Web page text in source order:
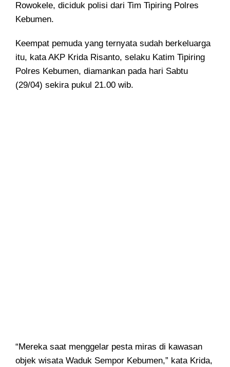
Rowokele, diciduk polisi dari Tim Tipiring Polres
Kebumen.
Keempat pemuda yang ternyata sudah berkeluarga
itu, kata AKP Krida Risanto, selaku Katim Tipiring
Polres Kebumen, diamankan pada hari Sabtu
(29/04) sekira pukul 21.00 wib.
“Mereka saat menggelar pesta miras di kawasan
objek wisata Waduk Sempor Kebumen,” kata Krida,